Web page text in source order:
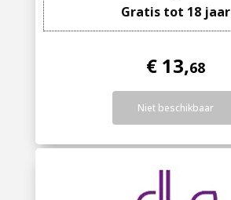
Gratis tot 18 jaar
€ 13,68
Niet beschikbaar